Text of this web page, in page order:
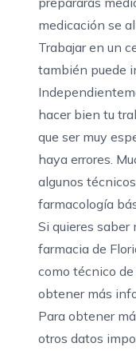
medicación se
Trabajar en un
también puede
hacer bien tu
que ser muy
haya errores.
algunos
farmacología
Si quieres saber
farmacia de
como técnico
obtener más
Para obtener
otros datos